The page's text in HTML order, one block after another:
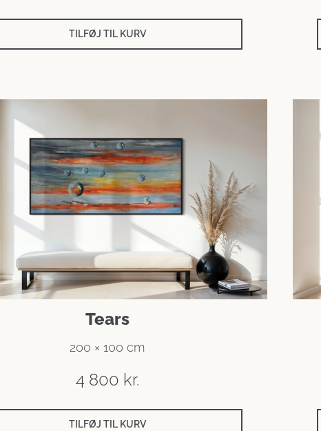
TILFØJ TIL KURV
Tears
200 × 100 cm
4 800 kr.
TILFØJ TIL KURV